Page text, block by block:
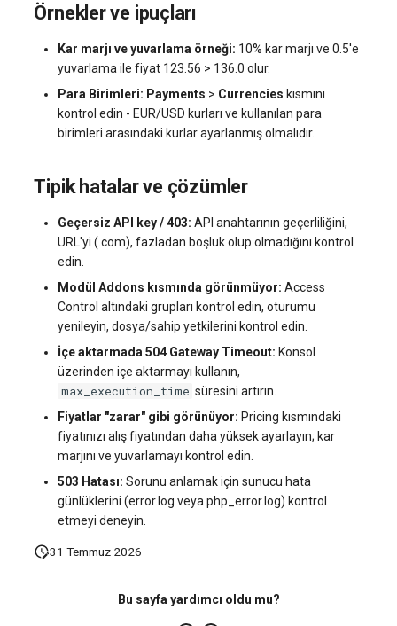
Örnekler ve ipuçları
Kar marjı ve yuvarlama örneği: 10% kar marjı ve 0.5'e
yuvarlama ile fiyat 123.56 > 136.0 olur.
Para Birimleri: Payments > Currencies kısmını
kontrol edin - EUR/USD kurları ve kullanılan para
birimleri arasındaki kurlar ayarlanmış olmalıdır.
Tipik hatalar ve çözümler
Geçersiz API key / 403: API anahtarının geçerliliğini,
URL'yi (.com), fazladan boşluk olup olmadığını kontrol
edin.
Modül Addons kısmında görünmüyor: Access
Control altındaki grupları kontrol edin, oturumu
yenileyin, dosya/sahip yetkilerini kontrol edin.
İçe aktarmada 504 Gateway Timeout: Konsol
üzerinden içe aktarmayı kullanın,
max_execution_time süresini artırın.
Fiyatlar "zarar" gibi görünüyor: Pricing kısmındaki
fiyatınızı alış fiyatından daha yüksek ayarlayın; kar
marjını ve yuvarlamayı kontrol edin.
503 Hatası: Sorunu anlamak için sunucu hata
günlüklerini (error.log veya php_error.log) kontrol
etmeyi deneyin.
31 Temmuz 2026
Bu sayfa yardımcı oldu mu?